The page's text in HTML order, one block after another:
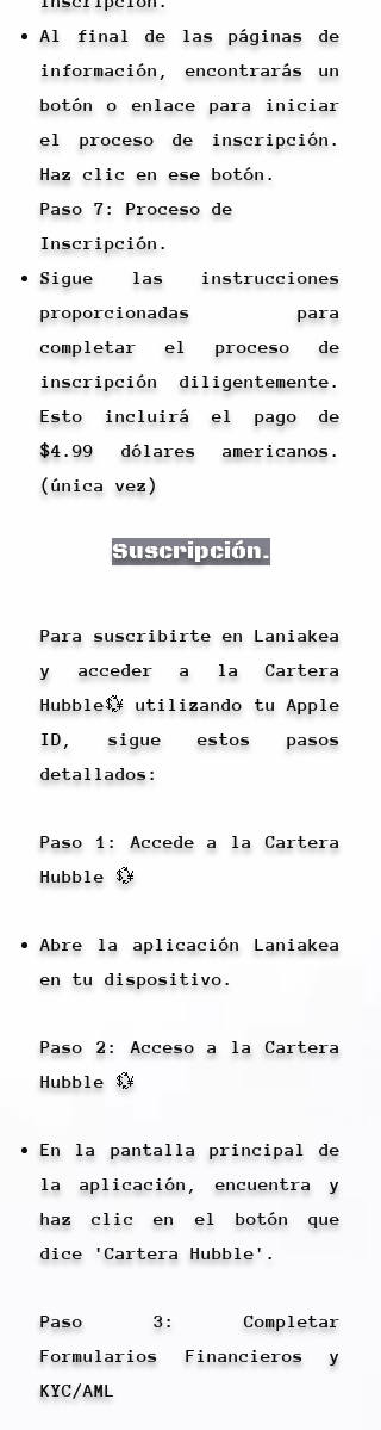
Al final de las páginas de
información, encontrarás un
botón o enlace para iniciar
el proceso de inscripción.
Haz clic en ese botón.
Paso 7: Proceso de
Inscripción.
Sigue las instrucciones
proporcionadas para
completar el proceso de
inscripción diligentemente.
Esto incluirá el pago de
$4.99 dólares americanos.
(única vez)
Suscripción.
Para suscribirte en Laniakea
y acceder a la Cartera
Hubble💱 utilizando tu Apple
ID, sigue estos pasos
detallados:
Paso 1: Accede a la Cartera
Hubble 💱
Abre la aplicación Laniakea
en tu dispositivo.
Paso 2: Acceso a la Cartera
Hubble 💱
En la pantalla principal de
la aplicación, encuentra y
haz clic en el botón que
dice 'Cartera Hubble'.
Paso 3: Completar
Formularios Financieros y
KYC/AML